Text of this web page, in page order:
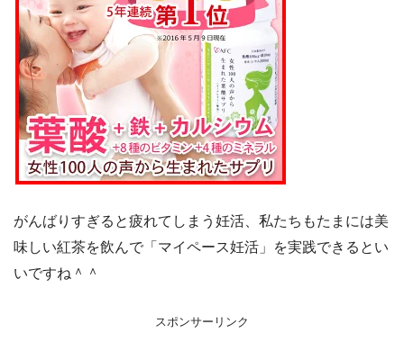
がんばりすぎると疲れてしまう妊活、私たちもたまには美
味しい紅茶を飲んで「マイペース妊活」を実践できるとい
いですね＾＾
スポンサーリンク